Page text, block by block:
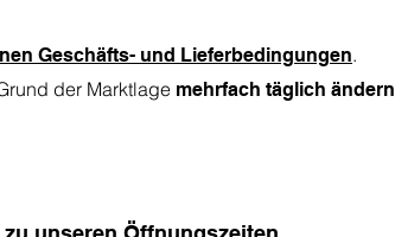
Geschäfts- und Lieferbedingungen.
der Marktlage mehrfach täglich ändern